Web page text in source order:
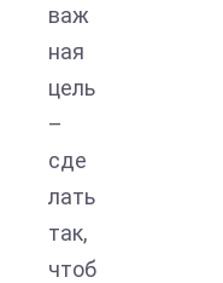
важ
ная
цель
–
сде
лать
так,
чтоб